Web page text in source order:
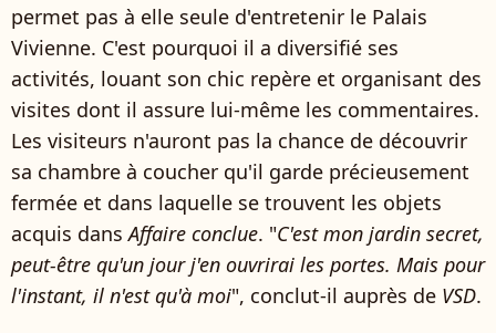
permet pas à elle seule d'entretenir le Palais
Vivienne. C'est pourquoi il a diversifié ses
activités, louant son chic repère et organisant des
visites dont il assure lui-même les commentaires.
Les visiteurs n'auront pas la chance de découvrir
sa chambre à coucher qu'il garde précieusement
fermée et dans laquelle se trouvent les objets
acquis dansAffaire conclue. "C'est mon jardin secret,
peut-être qu'un jour j'en ouvrirai les portes. Mais pour
l'instant, il n'est qu'à moi", conclut-il auprès de VSD.